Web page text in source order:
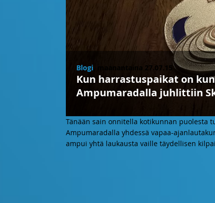
Blogi , maanantaina 27.07.15
Kun harrastuspaikat on
Ampumaradalla juhlittiin
Tänään sain onnitella kotikunnan puolesta
Ampumaradalla yhdessä vapaa-
ampui yhtä laukausta vaille täydellisen